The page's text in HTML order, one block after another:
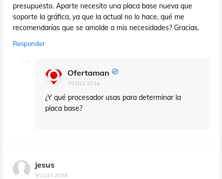
presupuesto. Aparte necesito una placa base nueva que
soporte la gráfica, ya que la actual no lo hace, qué me
recomendarías que se amolde a mis necesidades? Gracias.
Responder
Ofertaman
7/11/13 22:14
¿Y qué procesador usas para determinar la
placa base?
jesus
9/11/13 20:54